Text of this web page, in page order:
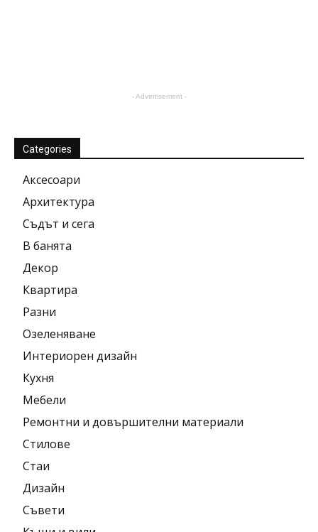
- Advertisement -
Categories
Аксесоари
Архитектура
Съдът и сега
В банята
Декор
Квартира
Разни
Озеленяване
Интериорен дизайн
Кухня
Мебели
Ремонтни и довършителни материали
Стилове
Стаи
Дизайн
Съвети